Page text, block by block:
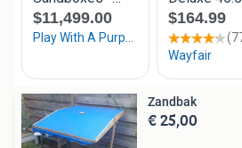
Zandbak
€ 25,00